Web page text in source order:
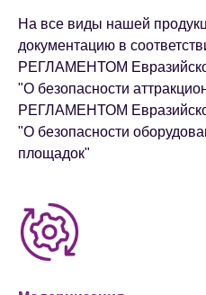
На все виды нашей
документацию в
РЕГЛАМЕНТОМ
"О безопасности
РЕГЛАМЕНТОМ
"О безопасности
площадок"